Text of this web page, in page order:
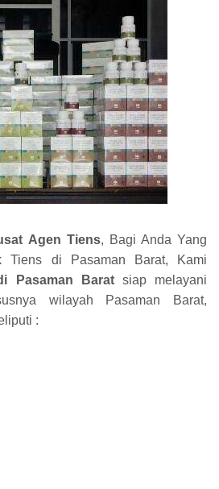
Agen Tiens, Bagi Anda Yang
Tiens di Pasaman Barat, Kami
Pasaman Baratsiap melayani
wilayah Pasaman Barat,
: